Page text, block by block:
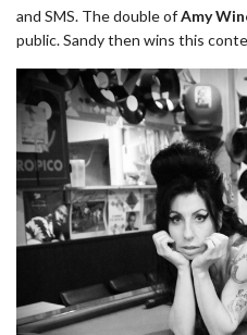
and SMS. The double ofAmy
public. Sandy then wins this